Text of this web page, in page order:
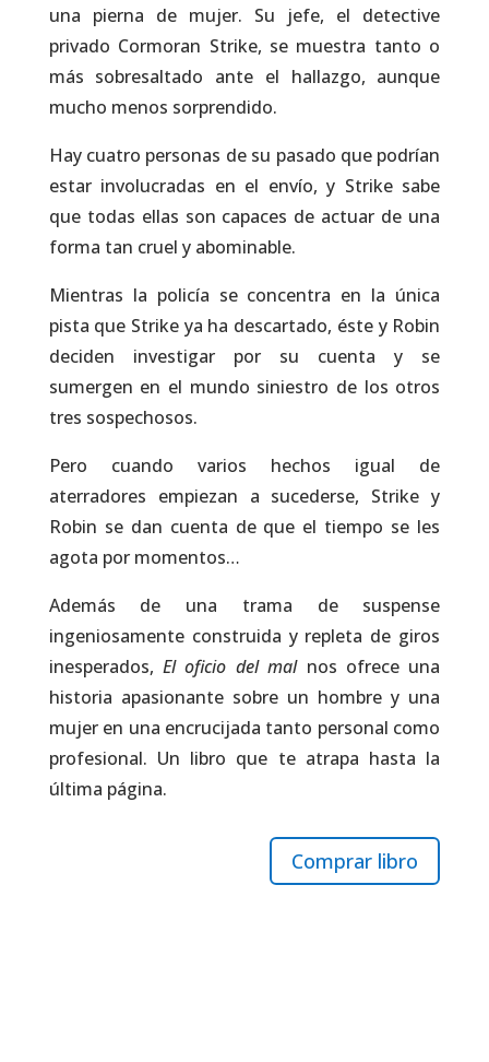
una pierna de mujer. Su jefe, el detective
privado Cormoran Strike, se muestra tanto o
más sobresaltado ante el hallazgo, aunque
mucho menos sorprendido.
Hay cuatro personas de su pasado que podrían
estar involucradas en el envío, y Strike sabe
que todas ellas son capaces de actuar de una
forma tan cruel y abominable.
Mientras la policía se concentra en la única
pista que Strike ya ha descartado, éste y Robin
deciden investigar por su cuenta y se
sumergen en el mundo siniestro de los otros
tres sospechosos.
Pero cuando varios hechos igual de
aterradores empiezan a sucederse, Strike y
Robin se dan cuenta de que el tiempo se les
agota por momentos…
Además de una trama de suspense
ingeniosamente construida y repleta de giros
inesperados,El oficio del malnos ofrece una
historia apasionante sobre un hombre y una
mujer en una encrucijada tanto personal como
profesional. Un libro que te atrapa hasta la
última página.
Comprar libro